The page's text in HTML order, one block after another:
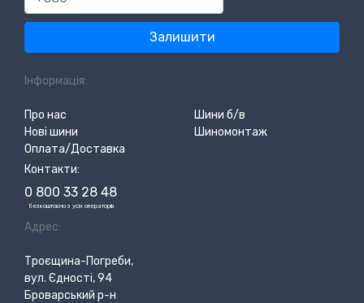
Залишити
Інформація:
Про нас
Шини б/в
Нові шини
Шиномонтаж
Оплата/Доставка
Контакти:
0 800 33 28 48
*безкоштовно з усіх операторів
Адрес:
Троєщина-Погреби,
вул. Єдності, 94
Броварський р-н